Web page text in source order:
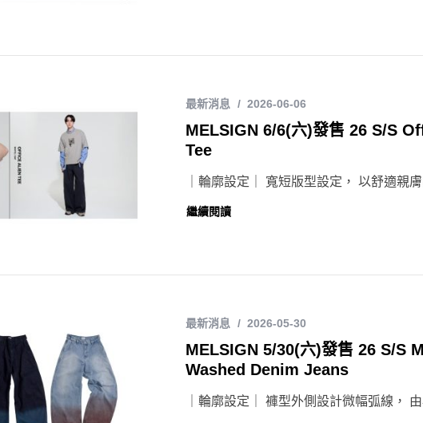
最新消息 2026-06-06
MELSIGN 6/6(六)發售 26 S/S
Tee
｜輪廓設定｜ 寬短版型設定， 以舒適親
繼續閱讀
最新消息 2026-05-30
MELSIGN 5/30(六)發售 26 S/S
Washed Denim Jeans
｜輪廓設定｜ 褲型外側設計微幅弧線，